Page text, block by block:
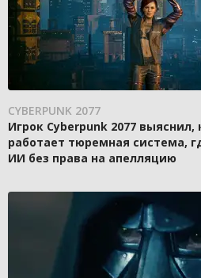
CYBERPUNK 2077
Игрок Cyberpunk 2077
работает тюремная система,
ИИ без права на апелляцию